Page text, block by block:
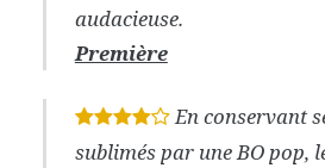
audacieuse.
Première
* * * *
En conservant
sublimés par une BO pop,